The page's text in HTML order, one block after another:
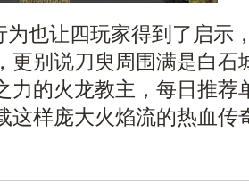
也让四玩家得到了启示
更别说刀臾周围满是白石
力的火龙教主，每日推荐
这样庞大火焰流的热血传